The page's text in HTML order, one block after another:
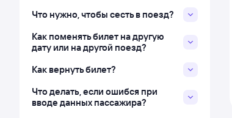
Что нужно, чтобы сесть в поезд?
Как поменять билет на другую
дату или на другой поезд?
Как вернуть билет?
Что делать, если ошибся при
вводе данных пассажира?